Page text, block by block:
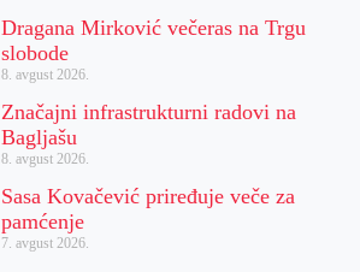
Dragana Mirković večeras na Trgu
slobode
8. avgust 2026.
Značajni infrastrukturni radovi na
Bagljašu
8. avgust 2026.
Sasa Kovačević priređuje veče za
pamćenje
7. avgust 2026.